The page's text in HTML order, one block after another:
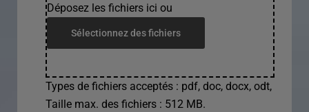
Déposez les fichiers ici ou
Sélectionnez des fichiers
Types de fichiers acceptés : pdf, doc, docx, odt,
Taille max. des fichiers : 512 MB.